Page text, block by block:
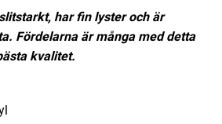
har fin lyster och är
Fördelarna är många med detta
kvalitet.